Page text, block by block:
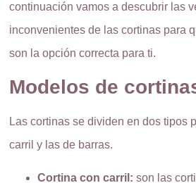
continuación vamos a descubrir las
inconvenientes de las cortinas para
son la opción correcta para ti.
Modelos de
Las cortinas se dividen en dos tipos
carril y las de barras.
Cortina con carril: son las